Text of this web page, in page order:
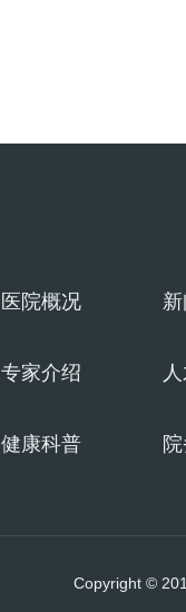
医院概况
专家介绍
健康科普
Copyright ©